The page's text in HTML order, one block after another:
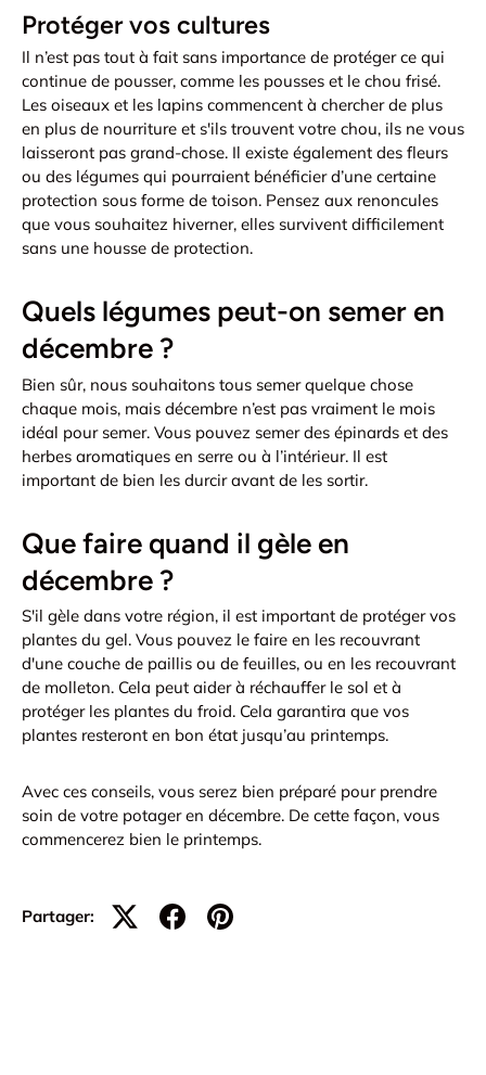
Protéger vos cultures
Il n’est pas tout à fait sans importance de protéger ce qui
continue de pousser, comme les pousses et le chou frisé.
Les oiseaux et les lapins commencent à chercher de plus
en plus de nourriture et s'ils trouvent votre chou, ils ne vous
laisseront pas grand-chose. Il existe également des fleurs
ou des légumes qui pourraient bénéficier d’une certaine
protection sous forme de toison. Pensez aux renoncules
que vous souhaitez hiverner, elles survivent difficilement
sans une housse de protection.
Quels légumes peut-on semer en
décembre ?
Bien sûr, nous souhaitons tous semer quelque chose
chaque mois, mais décembre n’est pas vraiment le mois
idéal pour semer. Vous pouvez semer des épinards et des
herbes aromatiques en serre ou à l’intérieur. Il est
important de bien les durcir avant de les sortir.
Que faire quand il gèle en
décembre ?
S'il gèle dans votre région, il est important de protéger vos
plantes du gel. Vous pouvez le faire en les recouvrant
d'une couche de paillis ou de feuilles, ou en les recouvrant
de molleton. Cela peut aider à réchauffer le sol et à
protéger les plantes du froid. Cela garantira que vos
plantes resteront en bon état jusqu’au printemps.
Avec ces conseils, vous serez bien préparé pour prendre
soin de votre potager en décembre. De cette façon, vous
commencerez bien le printemps.
Partager: